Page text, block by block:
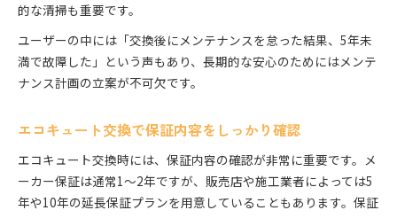
的な清掃も重要です。
ユーザーの中には「交換後にメンテナンスを怠った結果、5年未
満で故障した」という声もあり、長期的な安心のためにはメンテ
ナンス計画の立案が不可欠です。
エコキュート交換で保証内容をしっかり確認
エコキュート交換時には、保証内容の確認が非常に重要です。メ
ーカー保証は通常1～2年ですが、販売店や施工業者によっては5
年や10年の延長保証プランを用意していることもあります。保証